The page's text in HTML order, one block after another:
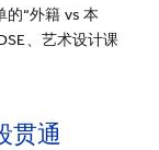
的“外籍 vs 本
、艺术设计课
贯通